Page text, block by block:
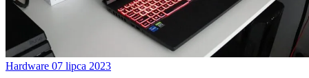
Hardware 07 lipca 2023